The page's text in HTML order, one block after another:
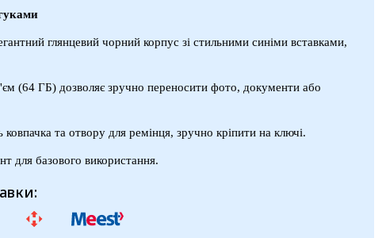
глянцевий чорний корпус зі стильними синіми вставками,
(64 ГБ) дозволяє зручно переносити фото, документи або
ковпачка та отвору для ремінця, зручно кріпити на ключі.
для базового використання.